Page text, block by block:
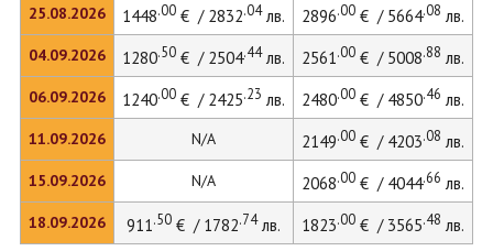
25.08.2026
04.09.2026
06.09.2026
11.09.2026
15.09.2026
18.09.2026
1448.00€ / 2832.04лв. 2896.00€ / 5664.08 лв.
1280.50€ / 2504.44лв. 2561.00€ / 5008.88 лв.
1240.00€ / 2425.23 лв. 2480.00€ / 4850.46 лв.
N/A 2149.00€ / 4203.08 лв.
N/A 2068.00€ / 4044.66 лв.
911.50€ / 1782.74лв. 1823.00€ / 3565.48 лв.